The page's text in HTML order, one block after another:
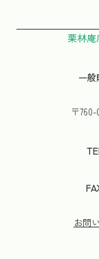
栗林庵
一
〒
お問